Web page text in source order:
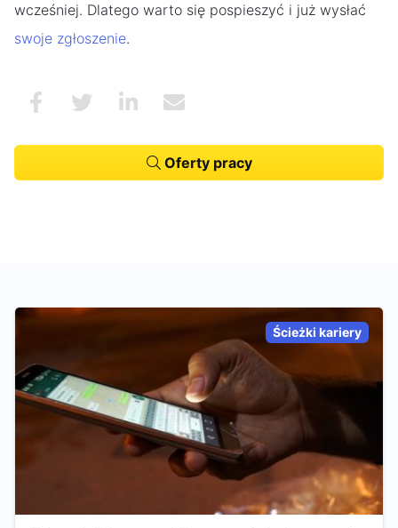
wcześniej. Dlatego warto się pospieszyć i już wysłać
swoje zgłoszenie.
Oferty pracy
Ścieżki kariery